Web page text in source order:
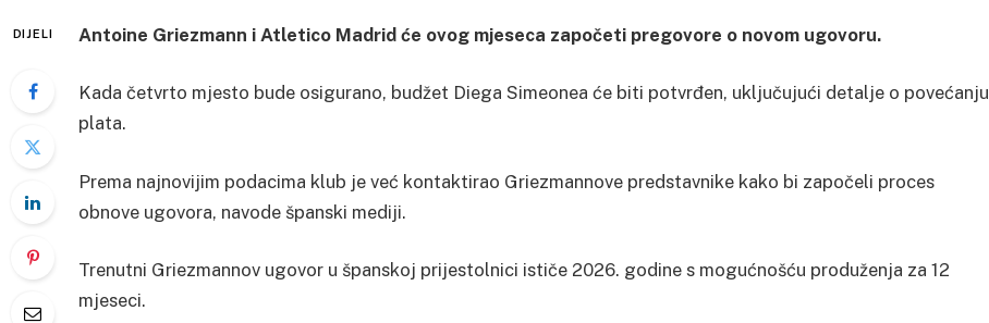
DIJELI Antoine Griezmann i Atletico Madrid će ovog mjeseca započeti pregovore o novom ugovoru.
Kada četvrto mjesto bude osigurano, budžet Diega Simeonea će biti potvrđen, uključujući detalje o povećanju
plata.
Prema najnovijim podacima klub je već kontaktirao Griezmannove predstavnike kako bi započeli proces
obnove ugovora, navode španski mediji.
Trenutni Griezmannov ugovor u španskoj prijestolnici ističe 2026. godine s mogućnošću produženja za 12
mjeseci.